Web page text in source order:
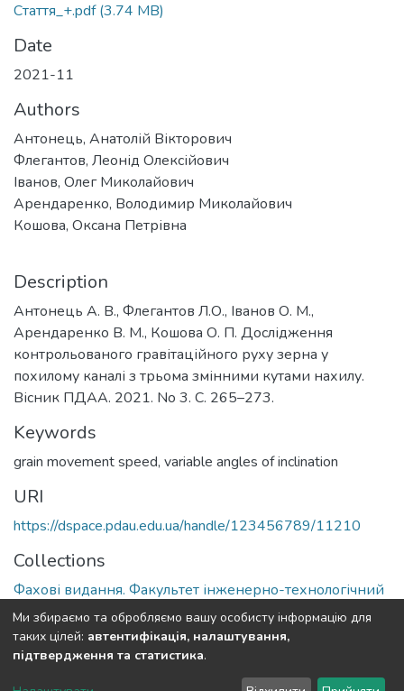
Стаття_+.pdf(3.74 MB)
Date
2021-11
Authors
Антонець, Анатолій Вікторович
Флегантов, Леонід Олексійович
Іванов, Олег Миколайович
Арендаренко, Володимир Миколайович
Кошова, Оксана Петрівна
Description
Антонець А. В., Флегантов Л.О., Іванов О. М.,
Арендаренко В. М., Кошова О. П. Дослідження
контрольованого гравітаційного руху зерна у
похилому каналі з трьома змінними кутами нахилу.
Вісник ПДАА. 2021. No 3. С. 265–273.
Keywords
grain movement speed, variable angles of inclination
URI
https://dspace.pdau.edu.ua/handle/123456789/11210
Collections
Фахові видання. Факультет інженерно-технологічний
Full item page
DSpace software copyright © 2002-2026 LYRASIS
Ми збираємо та обробляємо вашу особисту інформацію для
таких цілей: автентифікація, налаштування,
підтвердження та статистика.